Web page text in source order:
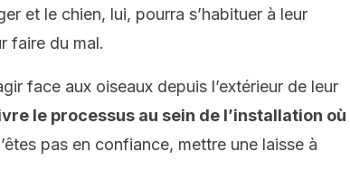
et le chien, lui, pourra s’habituer à leur
faire du mal.
face aux oiseaux depuis l’extérieur de leur
le processus au sein de l’installation où
pas en confiance, mettre une laisse à